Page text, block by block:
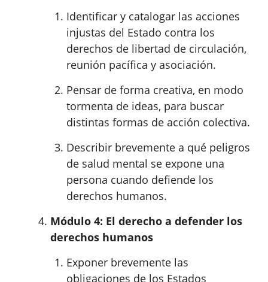
Identificar y catalogar las acciones
injustas del Estado contra los
derechos de libertad de circulación,
reunión pacífica y asociación.
Pensar de forma creativa, en modo
tormenta de ideas, para buscar
distintas formas de acción colectiva.
Describir brevemente a qué peligros
de salud mental se expone una
persona cuando defiende los
derechos humanos.
Módulo 4: El derecho a defender los
derechos humanos
Exponer brevemente las
obligaciones de los Estados